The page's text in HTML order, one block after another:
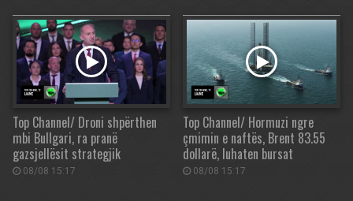
Top Channel/ Droni shpërthen
mbi Bullgari, ra pranë
gazsjellësit strategjik
08/08 15:17
Top Channel/ Hormuzi ngre
çmimin e naftës, Brent 83.55
dollarë, luhaten bursat
08/08 15:17